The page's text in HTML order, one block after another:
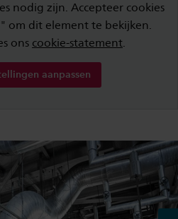
nodig zijn. Accepteer cookies
om dit element te bekijken.
ons cookie-statement.
aanpassen